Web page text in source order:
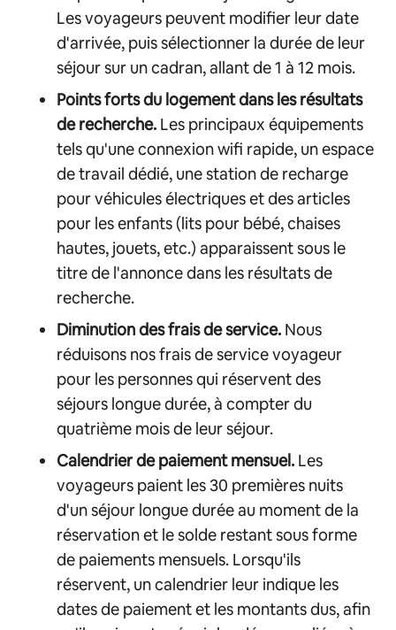
Les voyageurs peuvent modifier leur date
d'arrivée, puis sélectionner la durée de leur
séjour sur un cadran, allant de 1 à 12 mois.
Points forts du logement dans les résultats
de recherche. Les principaux équipements
tels qu'une connexion wifi rapide, un espace
de travail dédié, une station de recharge
pour véhicules électriques et des articles
pour les enfants (lits pour bébé, chaises
hautes, jouets, etc.) apparaissent sous le
titre de l'annonce dans les résultats de
recherche.
Diminution des frais de service. Nous
réduisons nos frais de service voyageur
pour les personnes qui réservent des
séjours longue durée, à compter du
quatrième mois de leur séjour.
Calendrier de paiement mensuel. Les
voyageurs paient les 30 premières nuits
d'un séjour longue durée au moment de la
réservation et le solde restant sous forme
de paiements mensuels. Lorsqu'ils
réservent, un calendrier leur indique les
dates de paiement et les montants dus, afin